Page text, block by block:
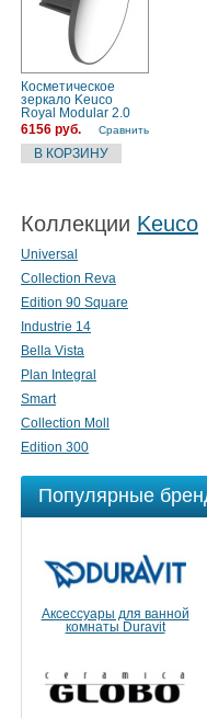
Косметическое
зеркало Keuco
Royal Modular 2.0
800900000000200,
темно-серый
6156 руб. Сравнить
Коллекции Keuco
Universal
Collection Reva
Edition 90 Square
Industrie 14
Bella Vista
Plan Integral
Smart
Collection Moll
Edition 300
Популярные
Аксессуары для ванной
комнаты Duravit